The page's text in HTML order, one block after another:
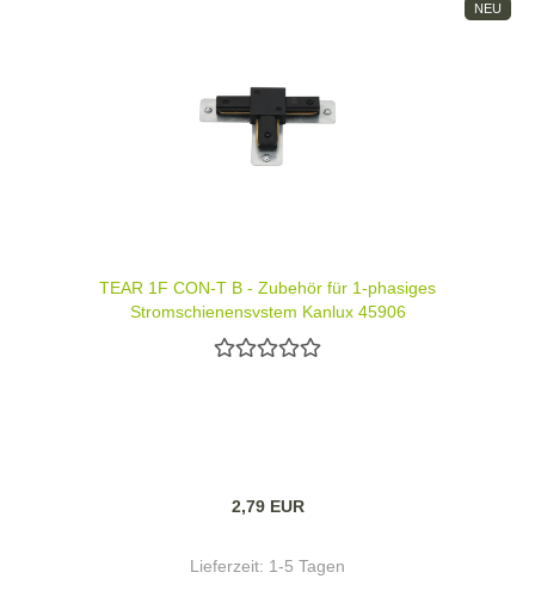
NEU
TEAR 1F CON-T B - Zubehör für 1-phasiges
Stromschienensystem Kanlux 45906
2,79 EUR
Lieferzeit: 1-5 Tagen